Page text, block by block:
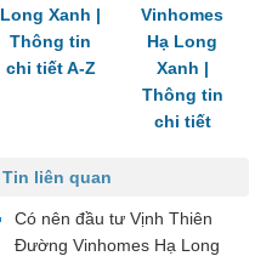
Long Xanh |
Thông tin
chi tiết A-Z
Vinhomes
Hạ Long
Xanh |
Thông tin
chi tiết
Tin liên quan
Có nên đầu tư Vịnh Thiên
Đường Vinhomes Hạ Long